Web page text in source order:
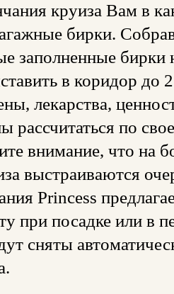
круиза Вам в
бирки.
заполненные бирки
в коридор до
лекарства,
по
внимание, что на
выстраиваются
Princess
при посадке или в
сняты